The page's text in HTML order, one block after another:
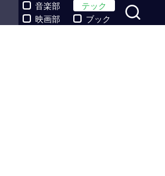
音楽部
映画部
テック
ブック